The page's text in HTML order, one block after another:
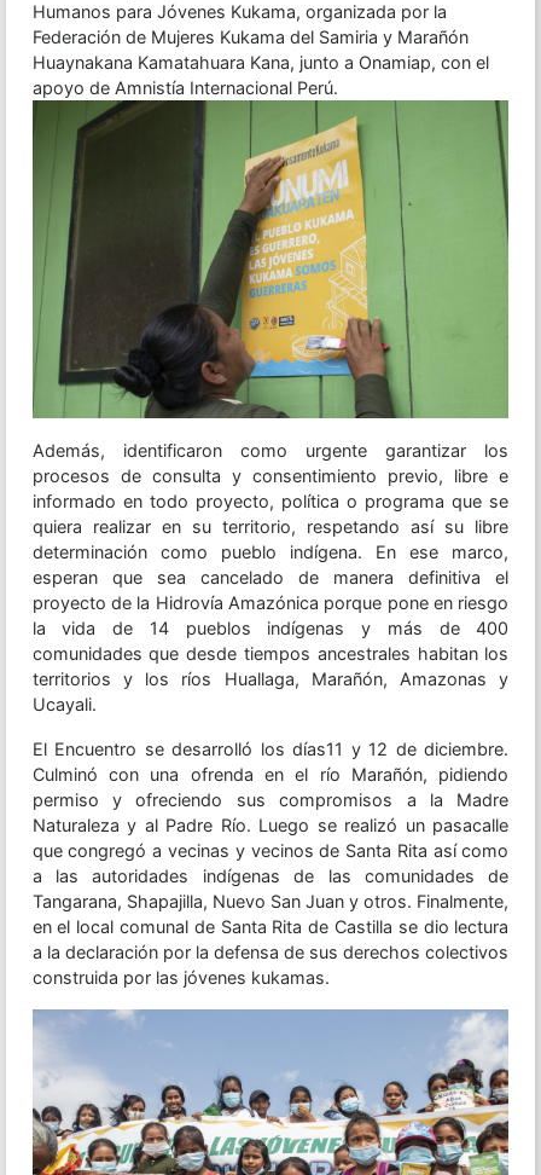
Humanos para Jóvenes Kukama, organizada por la
Federación de Mujeres Kukama del Samiria y Marañón
Huaynakana Kamatahuara Kana, junto a Onamiap, con el
apoyo de Amnistía Internacional Perú.
Además, identificaron como urgente garantizar los
procesos de consulta y consentimiento previo, libre e
informado en todo proyecto, política o programa que se
quiera realizar en su territorio, respetando así su libre
determinación como pueblo indígena. En ese marco,
esperan que sea cancelado de manera definitiva el
proyecto de la Hidrovía Amazónica porque pone en riesgo
la vida de 14 pueblos indígenas y más de 400
comunidades que desde tiempos ancestrales habitan los
territorios y los ríos Huallaga, Marañón, Amazonas y
Ucayali.
El Encuentro se desarrolló los días11 y 12 de diciembre.
Culminó con una ofrenda en el río Marañón, pidiendo
permiso y ofreciendo sus compromisos a la Madre
Naturaleza y al Padre Río. Luego se realizó un pasacalle
que congregó a vecinas y vecinos de Santa Rita así como
a las autoridades indígenas de las comunidades de
Tangarana, Shapajilla, Nuevo San Juan y otros. Finalmente,
en el local comunal de Santa Rita de Castilla se dio lectura
a la declaración por la defensa de sus derechos colectivos
construida por las jóvenes kukamas.